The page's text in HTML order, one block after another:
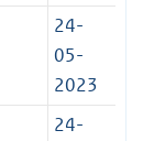
24-
05-
2023
24-